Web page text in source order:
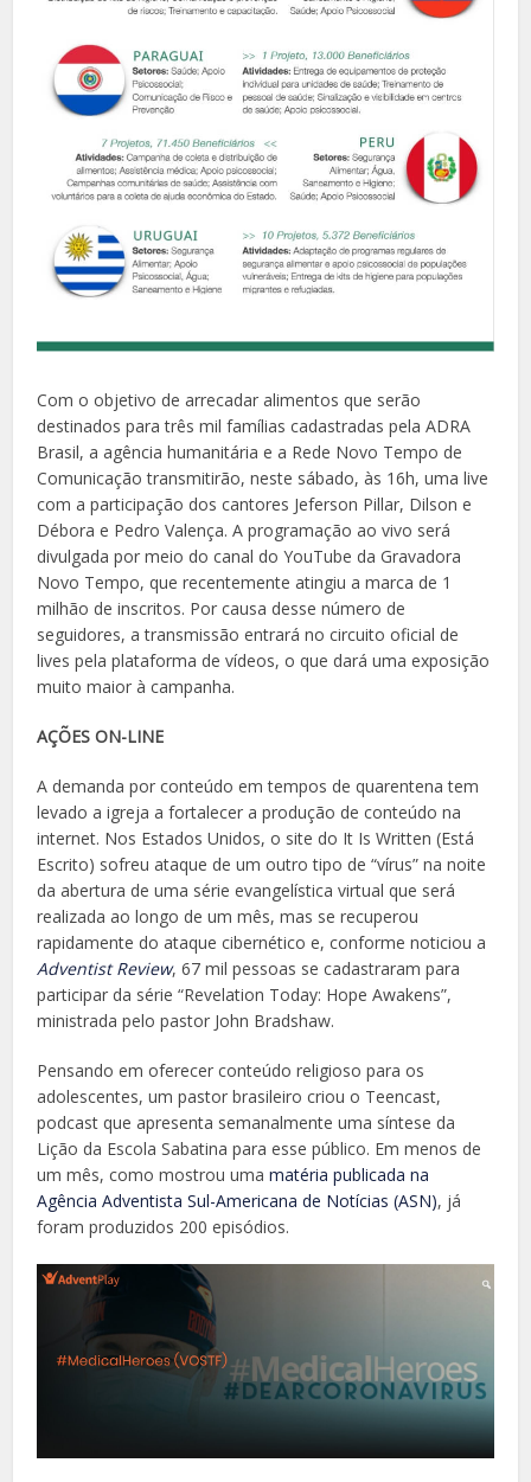
Com o objetivo de arrecadar alimentos que serão
destinados para três mil famílias cadastradas pela ADRA
Brasil, a agência humanitária e a Rede Novo Tempo de
Comunicação transmitirão, neste sábado, às 16h, uma live
com a participação dos cantores Jeferson Pillar, Dilson e
Débora e Pedro Valença. A programação ao vivo será
divulgada por meio do canal do YouTube da Gravadora
Novo Tempo, que recentemente atingiu a marca de 1
milhão de inscritos. Por causa desse número de
seguidores, a transmissão entrará no circuito oficial de
lives pela plataforma de vídeos, o que dará uma exposição
muito maior à campanha.
AÇÕES ON-LINE
A demanda por conteúdo em tempos de quarentena tem
levado a igreja a fortalecer a produção de conteúdo na
internet. Nos Estados Unidos, o site do It Is Written (Está
Escrito) sofreu ataque de um outro tipo de “vírus” na noite
da abertura de uma série evangelística virtual que será
realizada ao longo de um mês, mas se recuperou
rapidamente do ataque cibernético e, conforme noticiou a
Adventist Review, 67 mil pessoas se cadastraram para
participar da série “Revelation Today: Hope Awakens”,
ministrada pelo pastor John Bradshaw.
Pensando em oferecer conteúdo religioso para os
adolescentes, um pastor brasileiro criou o Teencast,
podcast que apresenta semanalmente uma síntese da
Lição da Escola Sabatina para esse público. Em menos de
um mês, como mostrou umamatéria publicada na
Agência Adventista Sul-Americana de Notícias (ASN), já
foram produzidos 200 episódios.